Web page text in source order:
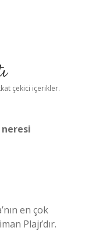
çekici içerikler.
en çok
Plajı’dır.